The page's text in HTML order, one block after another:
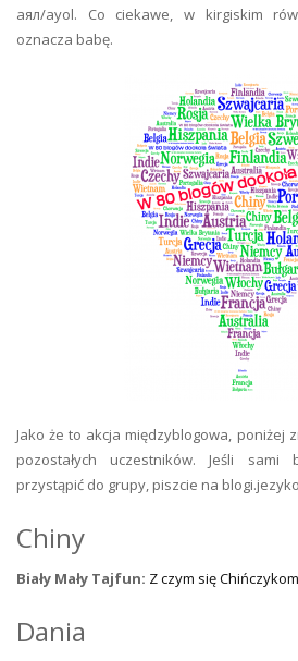
аял/ayol. Co ciekawe, w kirgiskim
oznacza babę.
Jako że to akcja międzyblogowa, poniżej
pozostałych uczestników. Jeśli sami
przystąpić do grupy, piszcie na
Chiny
Biały Mały Tajfun: Z czym się
Dania